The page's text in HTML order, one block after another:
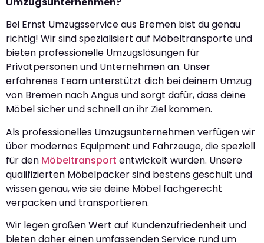
Bei Ernst Umzugsservice aus Bremen bist du genau
richtig! Wir sind spezialisiert auf Möbeltransporte und
bieten professionelle Umzugslösungen für
Privatpersonen und Unternehmen an. Unser
erfahrenes Team unterstützt dich bei deinem Umzug
von Bremen nach Angus und sorgt dafür, dass deine
Möbel sicher und schnell an ihr Ziel kommen.
Als professionelles Umzugsunternehmen verfügen wir
über modernes Equipment und Fahrzeuge, die speziell
für den Möbeltransport entwickelt wurden. Unsere
qualifizierten Möbelpacker sind bestens geschult und
wissen genau, wie sie deine Möbel fachgerecht
verpacken und transportieren.
Wir legen großen Wert auf Kundenzufriedenheit und
bieten daher einen umfassenden Service rund um